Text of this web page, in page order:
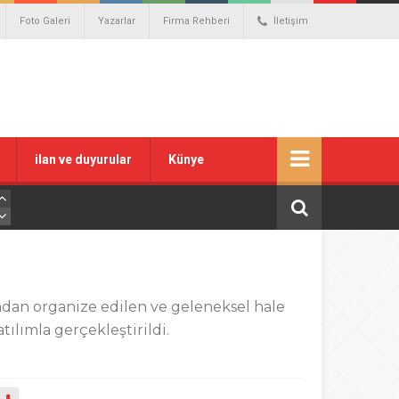
Foto Galeri Yazarlar Firma Rehberi İletişim
ilan ve duyurular Künye
organize edilen ve geleneksel hale
gerçekleştirildi.